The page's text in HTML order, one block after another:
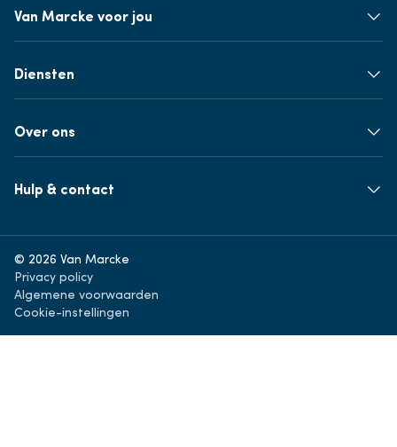
Van Marcke voor jou
Diensten
Over ons
Hulp & contact
© 2026 Van Marcke
Privacy policy
Algemene voorwaarden
Cookie-instellingen